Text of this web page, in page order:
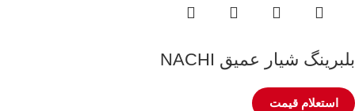
بلبرینگ شیار عمیق NACHI
استعلام قیمت